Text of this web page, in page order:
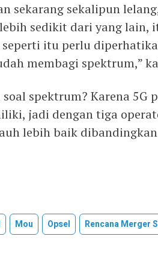
sekarang sekalipun
sedikit dari yang lain,
seperti itu perlu
membagi spektrum,”
spektrum? Karena 5G
jadi dengan tiga
lebih baik
Mou Opsel Rencana Merger